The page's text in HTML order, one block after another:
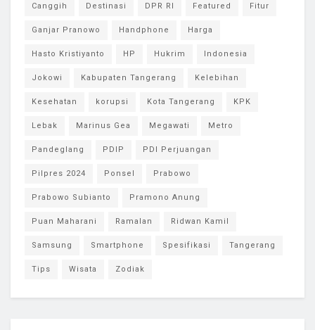
Canggih Destinasi DPR RI Featured Fitur
Ganjar Pranowo Handphone Harga
Hasto Kristiyanto HP Hukrim Indonesia
Jokowi Kabupaten Tangerang Kelebihan
Kesehatan korupsi Kota Tangerang KPK
Lebak Marinus Gea Megawati Metro
Pandeglang PDIP PDI Perjuangan
Pilpres 2024 Ponsel Prabowo
Prabowo Subianto Pramono Anung
Puan Maharani Ramalan Ridwan Kamil
Samsung Smartphone Spesifikasi Tangerang
Tips Wisata Zodiak